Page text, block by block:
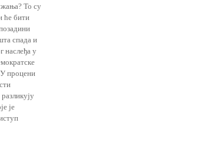
То су
ће бити
спада и
наслеђа у
У процени
је